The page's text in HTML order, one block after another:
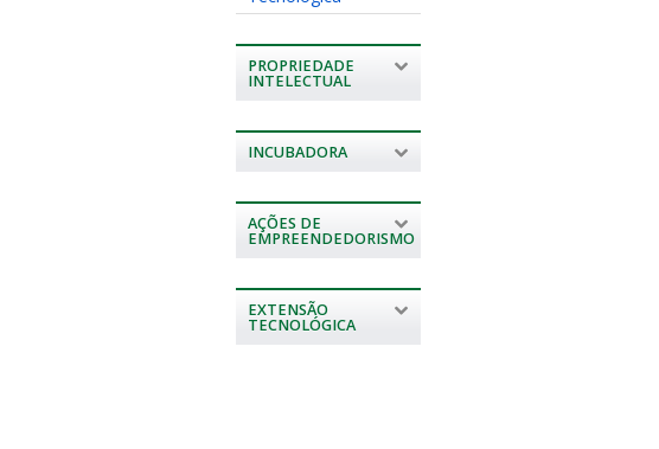
PROPRIEDADE
INTELECTUAL
INCUBADORA
AÇÕES DE
EMPREENDEDORISMO
EXTENSÃO
TECNOLÓGICA